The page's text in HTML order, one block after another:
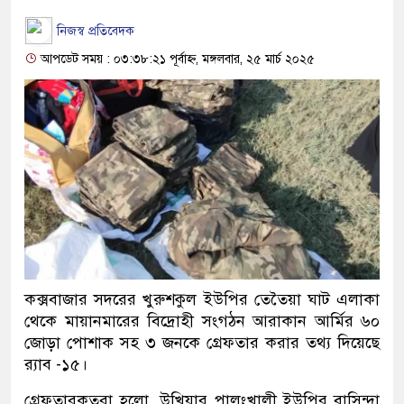
নিজস্ব প্রতিবেদক
আপডেট সময় : ০৩:৩৮:২১ পূর্বাহ্ন, মঙ্গলবার, ২৫ মার্চ ২০২৫
কক্সবাজার সদরের খুরুশকুল ইউপির তেতৈয়া ঘাট এলাকা
থেকে মায়ানমারের বিদ্রোহী সংগঠন আরাকান আর্মির ৬০
জোড়া পোশাক সহ ৩ জনকে গ্রেফতার করার তথ্য দিয়েছে
র‌্যাব -১৫।